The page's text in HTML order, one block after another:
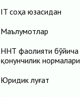
IT соҳа юзасидан
Маълумотлар
ННТ фаолияти бўйича
қонунчилик нормалари
Юридик луғат